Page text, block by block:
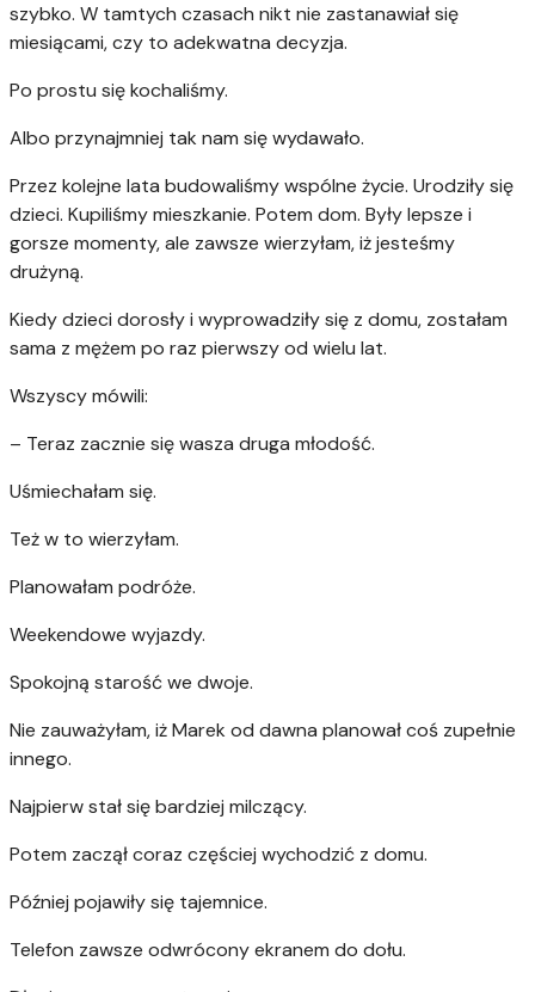
szybko. W tamtych czasach nikt nie zastanawiał się
miesiącami, czy to adekwatna decyzja.
Po prostu się kochaliśmy.
Albo przynajmniej tak nam się wydawało.
Przez kolejne lata budowaliśmy wspólne życie. Urodziły się
dzieci. Kupiliśmy mieszkanie. Potem dom. Były lepsze i
gorsze momenty, ale zawsze wierzyłam, iż jesteśmy
drużyną.
Kiedy dzieci dorosły i wyprowadziły się z domu, zostałam
sama z mężem po raz pierwszy od wielu lat.
Wszyscy mówili:
– Teraz zacznie się wasza druga młodość.
Uśmiechałam się.
Też w to wierzyłam.
Planowałam podróże.
Weekendowe wyjazdy.
Spokojną starość we dwoje.
Nie zauważyłam, iż Marek od dawna planował coś zupełnie
innego.
Najpierw stał się bardziej milczący.
Potem zaczął coraz częściej wychodzić z domu.
Później pojawiły się tajemnice.
Telefon zawsze odwrócony ekranem do dołu.